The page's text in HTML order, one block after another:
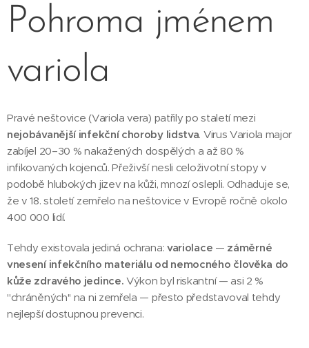
Pohroma jménem
variola
Pravé neštovice (Variola vera) patřily po staletí mezi
nejobávanější infekční choroby lidstva. Virus Variola major
zabíjel 20–30 % nakažených dospělých a až 80 %
infikovaných kojenců. Přeživší nesli celoživotní stopy v
podobě hlubokých jizev na kůži, mnozí oslepli. Odhaduje se,
že v 18. století zemřelo na neštovice v Evropě ročně okolo
400 000 lidí.
Tehdy existovala jediná ochrana: variolace — záměrné
vnesení infekčního materiálu od nemocného člověka do
kůže zdravého jedince. Výkon byl riskantní — asi 2 %
"chráněných'' na ni zemřela — přesto představoval tehdy
nejlepší dostupnou prevenci.